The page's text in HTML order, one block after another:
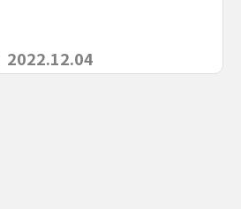
2022.12.04